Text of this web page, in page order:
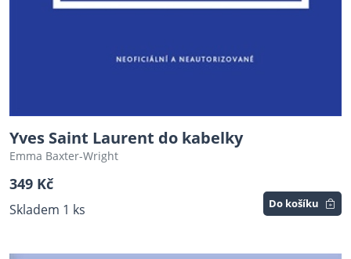
Yves Saint Laurent do kabelky
Emma Baxter-Wright
349 Kč
Skladem 1 ks Do košíku